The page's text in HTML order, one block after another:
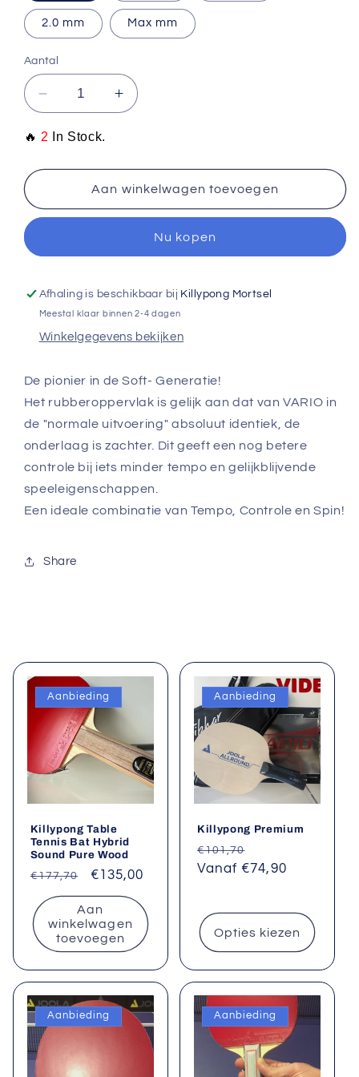
2.0 mm Max mm
Aantal
Aantal
verlagen
voor
Vario
Aantal
verhogen
Vario
Soft
🔥 2 In Stock.
Aan winkelwagen toevoegen
Nu kopen
Afhaling is beschikbaar bij Killypong Mortsel
Meestal klaar binnen 2-4 dagen
Winkelgegevens bekijken
De pionier in de Soft- Generatie!
Het rubberoppervlak is gelijk aan dat van VARIO in
de "normale uitvoering" absoluut identiek, de
onderlaag is zachter. Dit geeft een nog betere
controle bij iets minder tempo en gelijkblijvende
speeleigenschappen.
Een ideale combinatie van Tempo, Controle en Spin!
Share
Aanbieding
Killypong Table
Tennis Bat Hybrid
Sound Pure Wood
Normale
prijs
€177,70 Aanbiedingsprijs
€135,00
Aan
winkelwagen
toevoegen
Aanbieding
Killypong Premium
Normale
prijs
€101,70
Vanaf €74,90
Opties kiezen
Aanbieding Aanbieding